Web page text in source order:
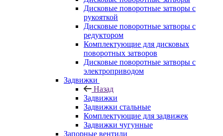
Дисковые поворотные затворы с
рукояткой
Дисковые поворотные затворы с
редуктором
Комплектующие для дисковых
поворотных затворов
Дисковые поворотные затворы с
электроприводом
Задвижки
Назад
Задвижки
Задвижки стальные
Комплектующие для задвижек
Задвижки чугунные
Запорные вентили